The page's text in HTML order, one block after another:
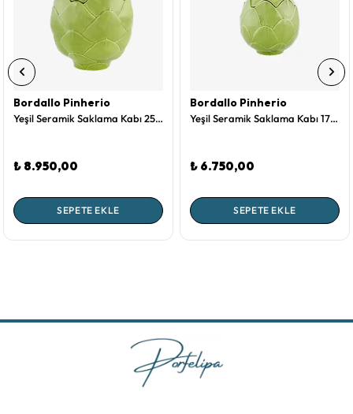
Bordallo Pinherio
Yeşil Seramik Saklama Kabı 25 Cm Artichoke Collection by Bordallo Pinheiro
₺ 8.950,00
SEPETE EKLE
Bordallo Pinherio
Yeşil Seramik Saklama Kabı 17 Cm Artichoke Collection by Bordallo Pinheiro
₺ 6.750,00
SEPETE EKLE